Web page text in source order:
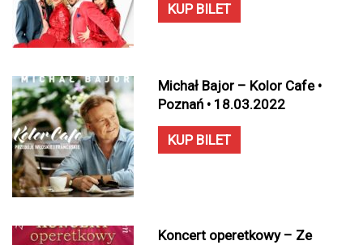
KUP BILET
Michał Bajor – Kolor Cafe •
Poznań • 18.03.2022
KUP BILET
Koncert operetkowy – Ze